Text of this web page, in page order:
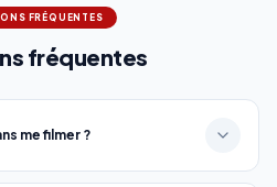
FRÉQUENTES
fréquentes
me filmer ?